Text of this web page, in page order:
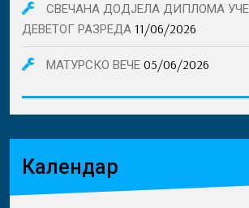
СВЕЧАНА ДОДЈЕЛА ДИПЛОМА
ДЕВЕТОГ РАЗРЕДА 11/06/2026
МАТУРСКО ВЕЧЕ 05/06/2026
Календар